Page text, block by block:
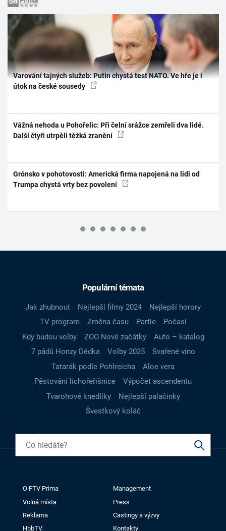
Varování tajných služeb: Putin chystá test NATO. Ve hře je i
útok na české sousedy
Vážná nehoda u Pohořelic: Při čelní srážce zemřeli dva lidé.
Další čtyři utrpěli těžká zranění
Grónsko v pohotovosti: Americká firma napojená na lidi od
Trumpa chystá vrty bez povolení
Populární témata
Jak zhubnout Nejlepší filmy 2024
Nejlepší horory
TV program
Změna času Partie
Počasí
Kdy budou volby
ZOO Nové začátky
Auto – katalog
7 pádů Honzy Dědka
Volby 2025
Svařené víno
Tatarák podle Pohlreicha
Aloe vera
Pěstování lichořeřišnice
Výpočet ascendentu
Tvarohové knedlíky
Nejlepší palačinky
Švestkový koláč
O FTV Prima
Management
Volná místa
Press
Reklama
Castingy a výzvy
HbbTV
Kontakty